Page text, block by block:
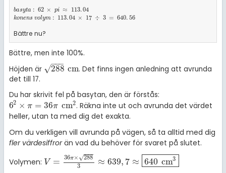
basyta : 62 × pi ≈ 113.04
konens volym : 113.04 × 17 ÷ 3 = 640. 56
basyt a 62 × pi ≈113.04ko
Bättre nu?
Bättre, men inte 100%.
Höjden är
288
−−
−
√ cm
288 cm
. Det finns ingen anledning att avrunda
det till 17.
Du har skrivit fel på basytan, den är förstås:
62 × π = 36π cm2
62 ×π =36π cm2 .Räkna inte ut och avrunda det värdet
heller, utan ta med dig det exakta.
Om du verkligen vill avrunda på vägen, så ta alltid med dig
fler värdesiffrorän vad du behöver för svaret på slutet.
Volymen: V = 36π× 288
√
3
≈ 639, 7 ≈ 640 cm3
V= 36 π×2883≈639 7≈640 cm 3